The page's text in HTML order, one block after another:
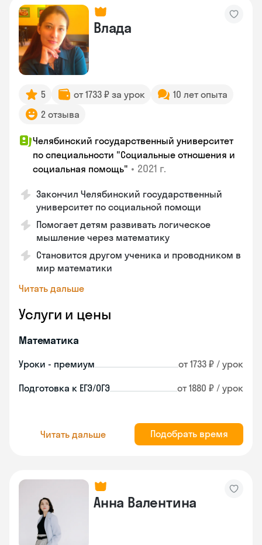
Влада
5 от 1733 ₽ за урок
10 лет опыта
2 отзыва
Челябинский государственный университет
по специальности "Социальные отношения и
социальная помощь" • 2021 г.
Закончил Челябинский государственный
университет по социальной помощи
Помогает детям развивать логическое
мышление через математику
Становится другом ученика и проводником в
мир математики
Читать дальше
Услуги и цены
Математика
Уроки - премиум от 1733 ₽ / урок
Подготовка к ЕГЭ/ОГЭ от 1880 ₽ / урок
Читать дальше Подобрать время
Анна Валентина